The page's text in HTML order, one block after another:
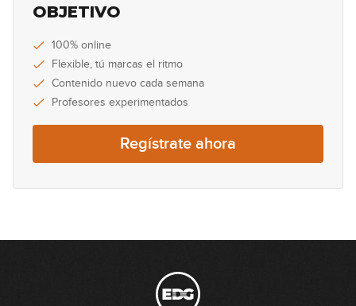
OBJETIVO
100% online
Flexible, tú marcas el ritmo
Contenido nuevo cada semana
Profesores experimentados
Regístrate ahora